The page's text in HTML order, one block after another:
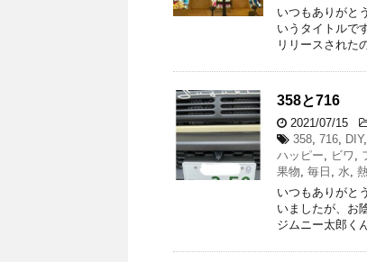
いつもありがと
いうタイトルで
リリースされた
358と716
2021/07/15
358, 716, DIY,
ハッピー, ビワ ,
果物, 毎日 , 水,
いつもありがと
いましたが、お
ジムニー太郎く